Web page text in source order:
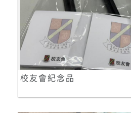
校友會紀念品